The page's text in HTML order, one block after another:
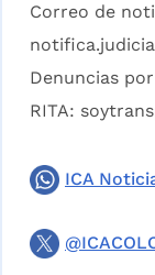
Correo de
Denuncias
RITA:
ICA